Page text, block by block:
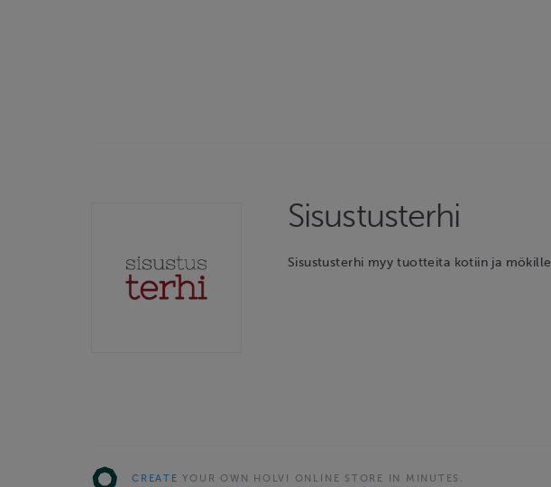
Sisustusterhi
Sisustusterhi myy tuotteita kotiin ja mökille.
CREATE YOUR OWN HOLVI ONLINE STORE IN MINUTES.